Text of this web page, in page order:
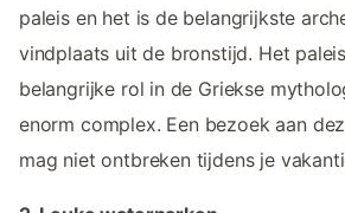
paleis en het is de belangrijkste
vindplaats uit de bronstijd. Het
belangrijke rol in de Griekse
enorm complex. Een bezoek aan
mag niet ontbreken tijdens je